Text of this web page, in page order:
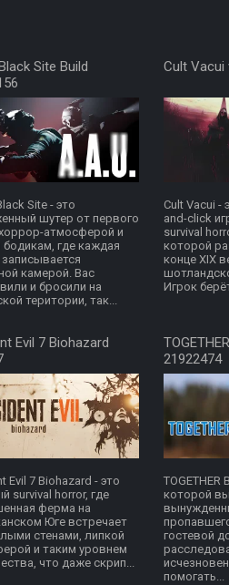
Site Build
Site - это
шутер от первого
атмосферой и
бодикам, где каждая
камерой. Вас
и бросили на
територии, так...
Cult Vacui
Cult Vacui -
and-click
survival
которой
конце XIX
Игрок
Evil 7 Biohazard
Evil 7 Biohazard - это
survival horror, где
ферма на
Юге встречает
стенами, липкой
и таким уровнем
что даже скрип...
21922474
TOGETHER
которой
гостевой
помогать...